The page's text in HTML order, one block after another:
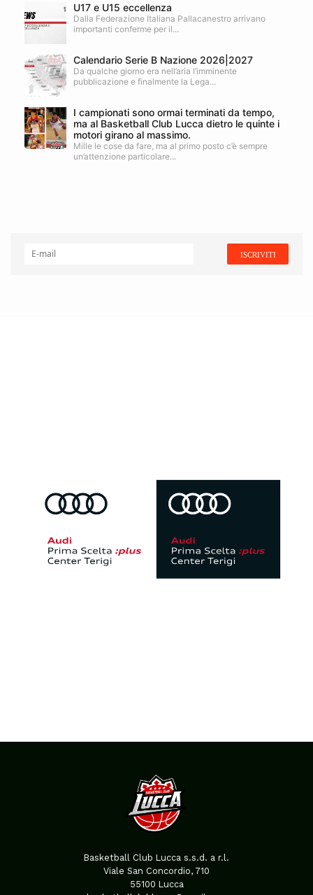
U17 e U15 eccellenza
Dalla Federazione Italiana Pallacanestro arrivano
importanti conferme per il...
Calendario Serie B Nazione 2026|2027
Da qualche giorno era nell’aria l’imminente
pubblicazione e finalmente la Lega...
I campionati sono ormai terminati da tempo,
ma al Basketball Club Lucca dietro le quinte i
motori girano al massimo.
Mille le cose da fare, ma al primo posto c’è sempre
un’attenzione particolare...
Basketball Club Lucca s.s.d. a r.l.
Viale San Concordio, 710
55100 Lucca